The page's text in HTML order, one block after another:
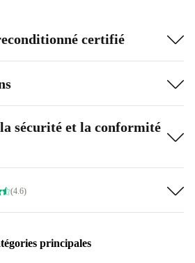
certifié
sécurité et la conformité
(4.6)
principales